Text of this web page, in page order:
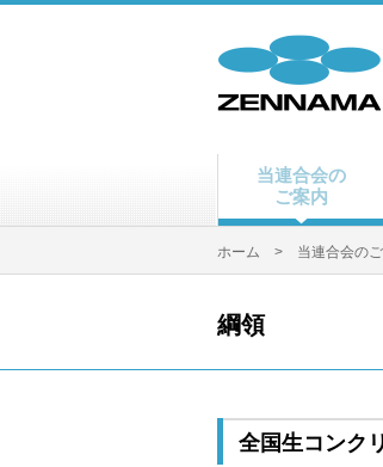
当連合会の
ご案内
ホーム > 当連合会の
綱領
全国生コンク